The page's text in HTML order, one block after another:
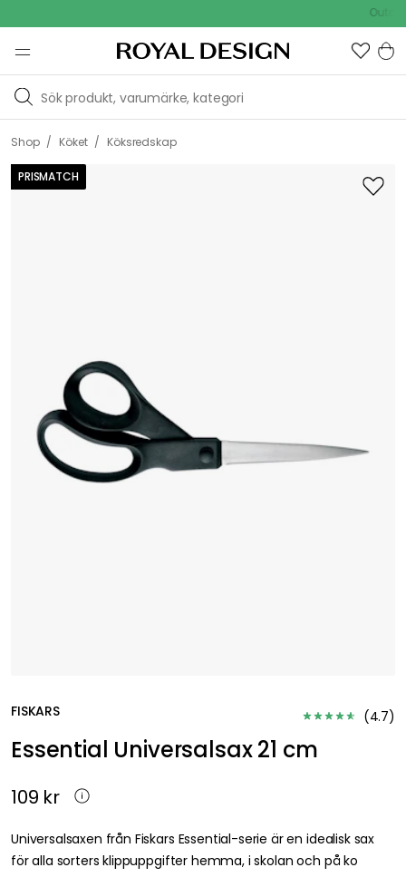
Outdoor
Shop / Köket / Köksredskap
PRISMATCH
FISKARS (4.7)
Essential Universalsax 21 cm
109 kr
Universalsaxen från Fiskars Essential-serie är en idealisk sax
för alla sorters klippuppgifter hemma, i skolan och på ko